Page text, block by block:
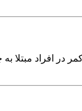
افراد مبتلا